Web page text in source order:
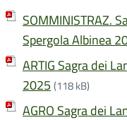
SOMMINISTRAZ.
Spergola Albinea
ARTIG Sagra dei
2025 (118 kB)
AGRO Sagra dei